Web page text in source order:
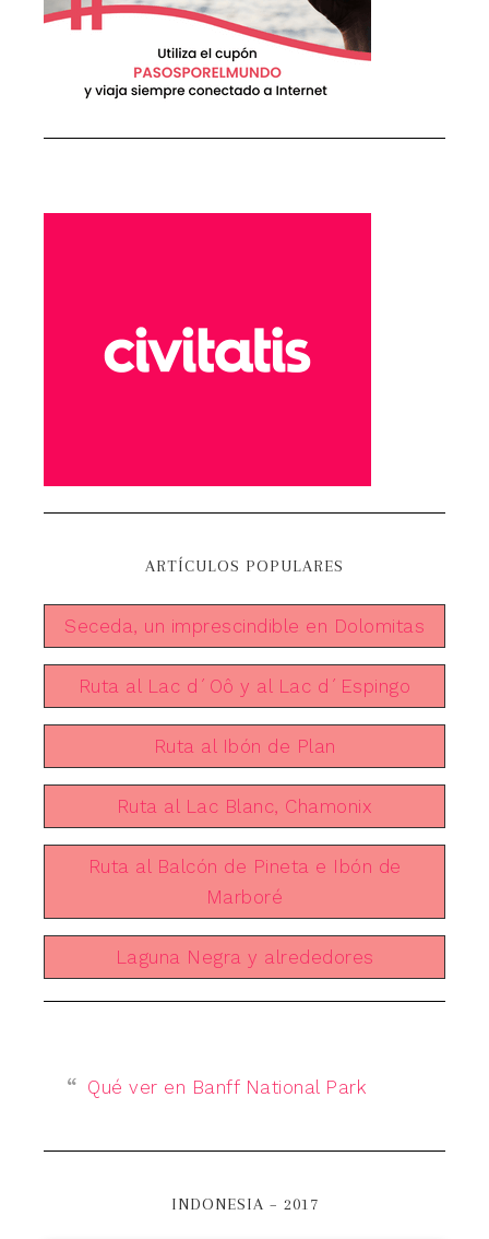
ARTÍCULOS POPULARES
Seceda, un imprescindible en Dolomitas
Ruta al Lac d´Oô y al Lac d´Espingo
Ruta al Ibón de Plan
Ruta al Lac Blanc, Chamonix
Ruta al Balcón de Pineta e Ibón de
Marboré
Laguna Negra y alrededores
Qué ver en Banff National Park
INDONESIA – 2017